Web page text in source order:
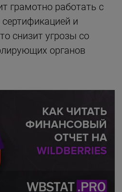
грамотно работать с
и
снизит угрозы со
органов